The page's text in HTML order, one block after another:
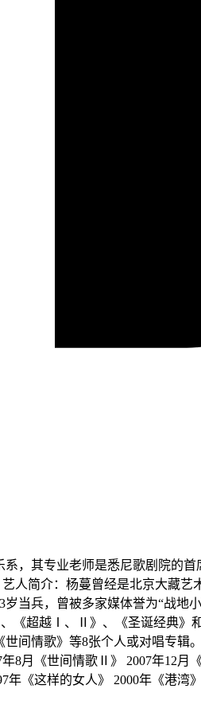
，其专业老师是悉尼歌剧院的首
人简介：杨蔓曾经是北京大藏艺
当兵，曾被多家媒体誉为“战地
《超越Ⅰ、Ⅱ》、《圣诞经典》
情歌》等8张个人或对唱专辑
8月《世间情歌Ⅱ》 2007年12月
《这样的女人》 2000年《港湾》